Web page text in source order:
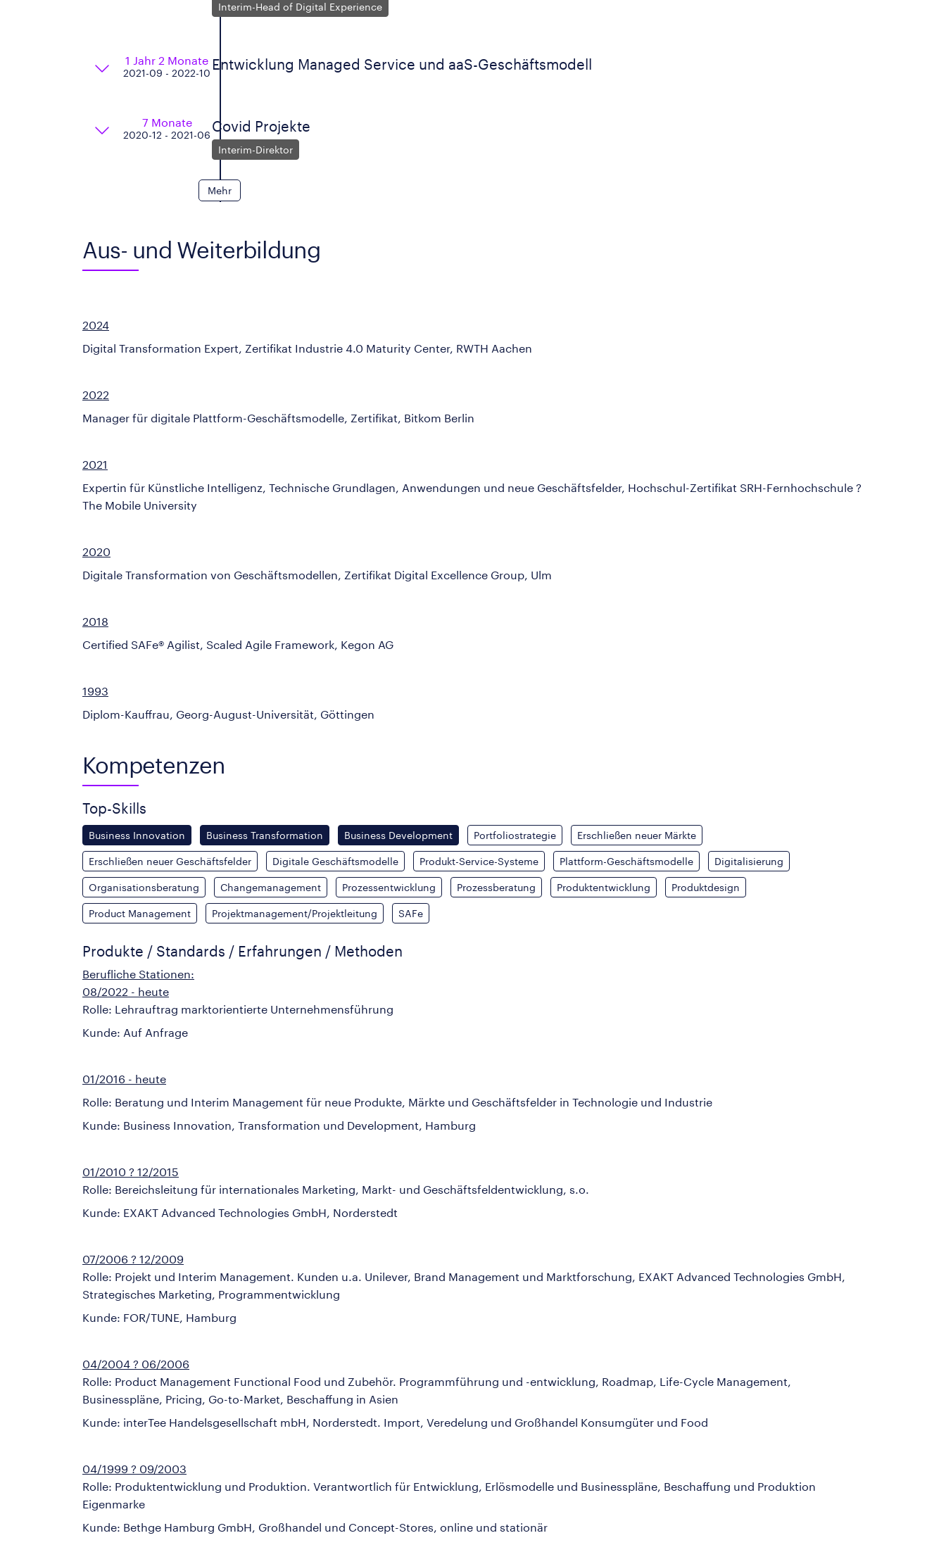
Interim-Head of Digital Experience
1 Jahr 2 Monate
2021-09 - 2022-10
Entwicklung Managed Service und aaS-Geschäftsmodell
7 Monate
2020-12 - 2021-06
Covid Projekte
Interim-Direktor
Mehr
Aus- und Weiterbildung
2024
Digital Transformation Expert, Zertifikat Industrie 4.0 Maturity Center, RWTH Aachen
2022
Manager für digitale Plattform-Geschäftsmodelle, Zertifikat, Bitkom Berlin
2021
Expertin für Künstliche Intelligenz, Technische Grundlagen, Anwendungen und neue Geschäftsfelder, Hochschul-Zertifikat SRH-Fernhochschule ?
The Mobile University
2020
Digitale Transformation von Geschäftsmodellen, Zertifikat Digital Excellence Group, Ulm
2018
Certified SAFe® Agilist, Scaled Agile Framework, Kegon AG
1993
Diplom-Kauffrau, Georg-August-Universität, Göttingen
Kompetenzen
Top-Skills
Business Innovation Business Transformation Business Development Portfoliostrategie Erschließen neuer Märkte
Erschließen neuer Geschäftsfelder Digitale Geschäftsmodelle Produkt-Service-Systeme Plattform-Geschäftsmodelle Digitalisierung
Organisationsberatung Changemanagement Prozessentwicklung Prozessberatung Produktentwicklung Produktdesign
Product Management Projektmanagement/Projektleitung SAFe
Produkte / Standards / Erfahrungen / Methoden
Berufliche Stationen:
08/2022 - heute
Rolle: Lehrauftrag marktorientierte Unternehmensführung
Kunde: Auf Anfrage
01/2016 - heute
Rolle: Beratung und Interim Management für neue Produkte, Märkte und Geschäftsfelder in Technologie und Industrie
Kunde: Business Innovation, Transformation und Development, Hamburg
01/2010 ? 12/2015
Rolle: Bereichsleitung für internationales Marketing, Markt- und Geschäftsfeldentwicklung, s.o.
Kunde: EXAKT Advanced Technologies GmbH, Norderstedt
07/2006 ? 12/2009
Rolle: Projekt und Interim Management. Kunden u.a. Unilever, Brand Management und Marktforschung, EXAKT Advanced Technologies GmbH,
Strategisches Marketing, Programmentwicklung
Kunde: FOR/TUNE, Hamburg
04/2004 ? 06/2006
Rolle: Product Management Functional Food und Zubehör. Programmführung und -entwicklung, Roadmap, Life-Cycle Management,
Businesspläne, Pricing, Go-to-Market, Beschaffung in Asien
Kunde: interTee Handelsgesellschaft mbH, Norderstedt. Import, Veredelung und Großhandel Konsumgüter und Food
04/1999 ? 09/2003
Rolle: Produktentwicklung und Produktion. Verantwortlich für Entwicklung, Erlösmodelle und Businesspläne, Beschaffung und Produktion
Eigenmarke
Kunde: Bethge Hamburg GmbH, Großhandel und Concept-Stores, online und stationär